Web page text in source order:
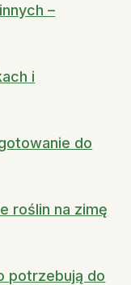
–
i
do
roślin na zimę
potrzebują do